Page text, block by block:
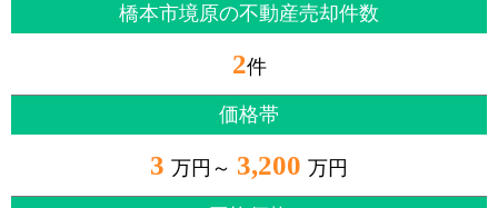
橋本市境原の不動産売却件数
2件
価格帯
3 万円～ 3,200 万円